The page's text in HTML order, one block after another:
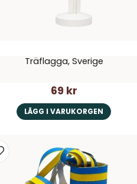
Träflagga, Sverige
69 kr
LÄGG I VARUKORGEN